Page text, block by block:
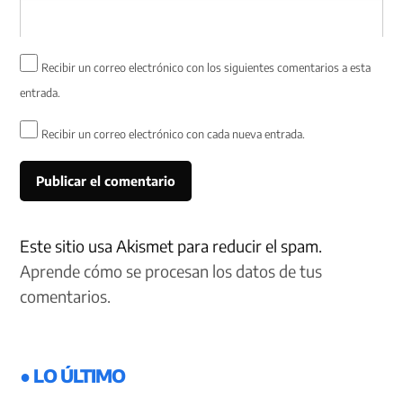
Recibir un correo electrónico con los siguientes comentarios a esta
entrada.
Recibir un correo electrónico con cada nueva entrada.
Este sitio usa Akismet para reducir el spam.
Aprende cómo se procesan los datos de tus
comentarios.
● LO ÚLTIMO